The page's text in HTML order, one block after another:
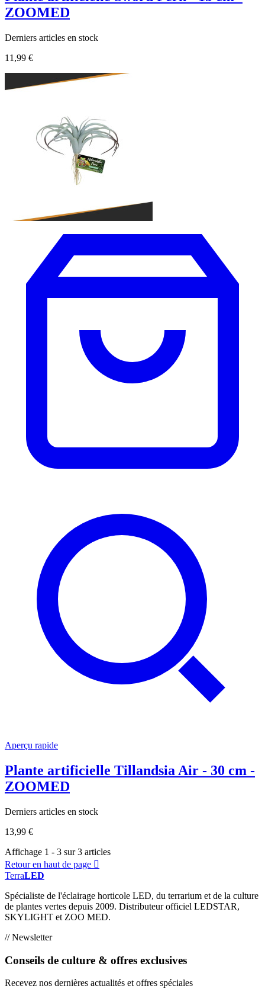
ZOOMED
Derniers articles en stock
11,99 €
Aperçu rapide
Plante artificielle Tillandsia Air - 30 cm -
ZOOMED
Derniers articles en stock
13,99 €
Affichage 1 - 3 sur 3 articles
Retour en haut de page 
TerraLED
Spécialiste de l'éclairage horticole LED, du terrarium et de la culture
de plantes vertes depuis 2009. Distributeur officiel LEDSTAR,
SKYLIGHT et ZOO MED.
// Newsletter
Conseils de culture & offres exclusives
Recevez nos dernières actualités et offres spéciales